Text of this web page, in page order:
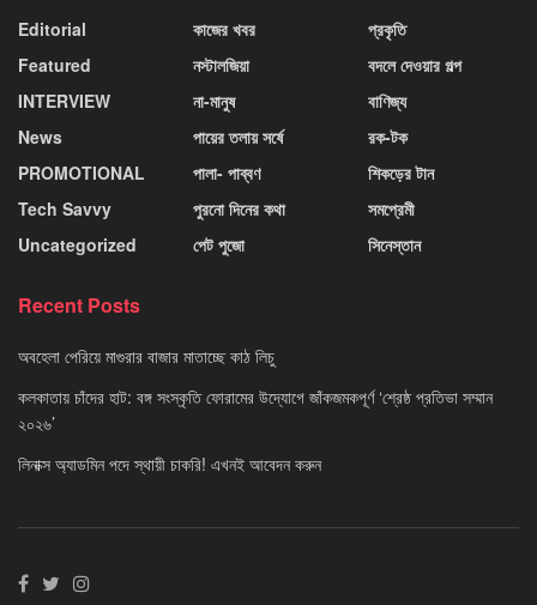
Editorial
Featured
INTERVIEW
News
PROMOTIONAL
Tech Savvy
Uncategorized
কাজের খবর
নস্টালজিয়া
না-মানুষ
পায়ের তলায় সর্ষে
পালা- পাব্বণ
পুরনো দিনের কথা
পেট পুজো
প্রকৃতি
বদলে দেওয়ার গল্প
বাণিজ্য
রক-টক
শিকড়ের টান
সমপ্রেমী
সিনেস্তান
Recent Posts
অবহেলা পেরিয়ে মাগুরার বাজার মাতাচ্ছে কাঠ লিচু
কলকাতায় চাঁদের হাট: বঙ্গ সংস্কৃতি ফোরামের উদ্যোগে জাঁকজমকপূর্ণ ‘শ্রেষ্ঠ প্রতিভা সম্মান
২০২৬’
লিনাক্স অ্যাডমিন পদে স্থায়ী চাকরি! এখনই আবেদন করুন